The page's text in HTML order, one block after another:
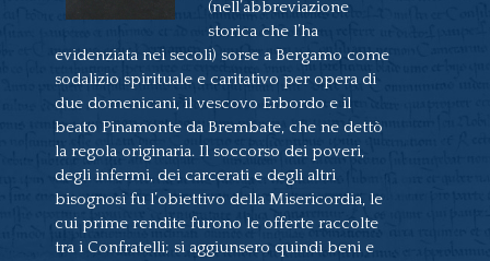
2004
(nell’abbreviazione
storica che l’ha
evidenziata nei secoli) sorse a Bergamo come
sodalizio spirituale e caritativo per opera di
due domenicani, il vescovo Erbordo e il
beato Pinamonte da Brembate, che ne dettò
la regola originaria. Il soccorso dei poveri,
degli infermi, dei carcerati e degli altri
bisognosi fu l’obiettivo della Misericordia, le
cui prime rendite furono le offerte raccolte
tra i Confratelli; si aggiunsero quindi beni e